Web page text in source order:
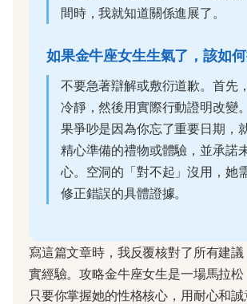
間時，我就知道關係進展了。
如果金牛座女生生氣了，該如何
不要急著辯解或敷衍道歉。首先
冷靜，然後用實際行動證明改變
果爭吵是因為你忘了重要日期，
精心準備的禮物或體驗，並承諾
心。空洞的「對不起」沒用，她
修正錯誤的具體證據。
寫這篇文章時，我反覆核對了所有建
實經驗。攻略金牛座女生是一場馬拉松
只要你掌握她的性格核心，用耐心和